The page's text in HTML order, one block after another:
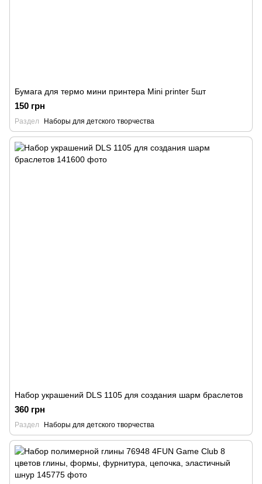
Бумага для термо мини принтера Mini printer 5шт
150 грн
Раздел Наборы для детского творчества
Набор украшений DLS 1105 для создания шарм браслетов
360 грн
Раздел Наборы для детского творчества